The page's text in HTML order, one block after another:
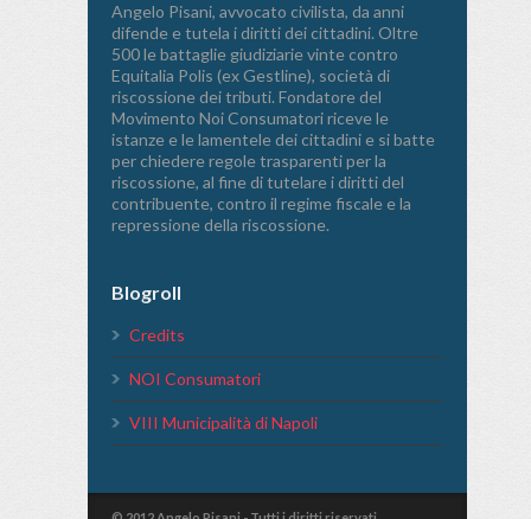
Angelo Pisani, avvocato civilista, da anni
difende e tutela i diritti dei cittadini. Oltre
500 le battaglie giudiziarie vinte contro
Equitalia Polis (ex Gestline), società di
riscossione dei tributi. Fondatore del
Movimento Noi Consumatori riceve le
istanze e le lamentele dei cittadini e si batte
per chiedere regole trasparenti per la
riscossione, al fine di tutelare i diritti del
contribuente, contro il regime fiscale e la
repressione della riscossione.
Blogroll
Credits
NOI Consumatori
VIII Municipalità di Napoli